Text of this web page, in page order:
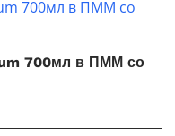
700мл в ПММ со